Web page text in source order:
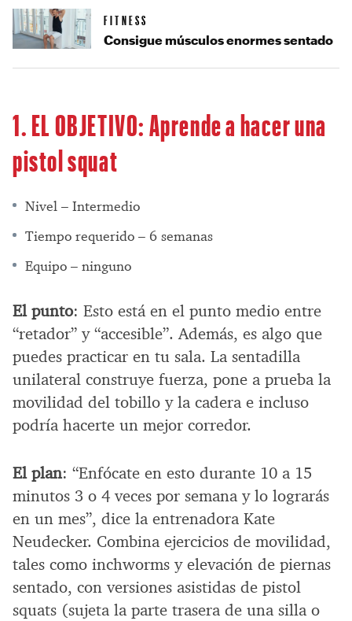
1. EL OBJETIVO: Aprende a hacer una
pistol squat
Nivel – Intermedio
Tiempo requerido – 6 semanas
Equipo – ninguno
El punto: Esto está en el punto medio entre
“retador” y “accesible”. Además, es algo que
puedes practicar en tu sala. La sentadilla
unilateral construye fuerza, pone a prueba la
movilidad del tobillo y la cadera e incluso
podría hacerte un mejor corredor.
El plan: “Enfócate en esto durante 10 a 15
minutos 3 o 4 veces por semana y lo lograrás
en un mes”, dice la entrenadora Kate
Neudecker. Combina ejercicios de movilidad,
tales como inchworms y elevación de piernas
sentado, con versiones asistidas de pistol
squats (sujeta la parte trasera de una silla o
FITNESS
Consigue músculos enormes sentado